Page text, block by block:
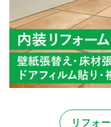
リフォ